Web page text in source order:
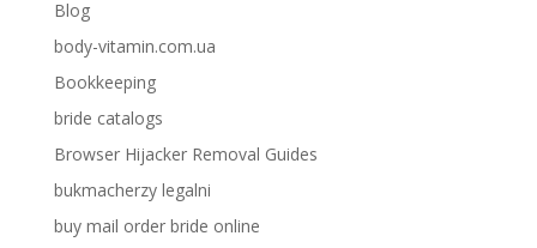
Blog
body-vitamin.com.ua
Bookkeeping
bride catalogs
Browser Hijacker Removal Guides
bukmacherzy legalni
buy mail order bride online